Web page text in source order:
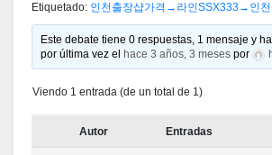
Etiquetado: 인천출장샵가격→라인SSX333→인천
Este debate tiene 0 respuestas, 1 mensaje y
por última vez el
hace 3 años, 3 meses por
Viendo 1 entrada (de un total de 1)
Autor Entradas